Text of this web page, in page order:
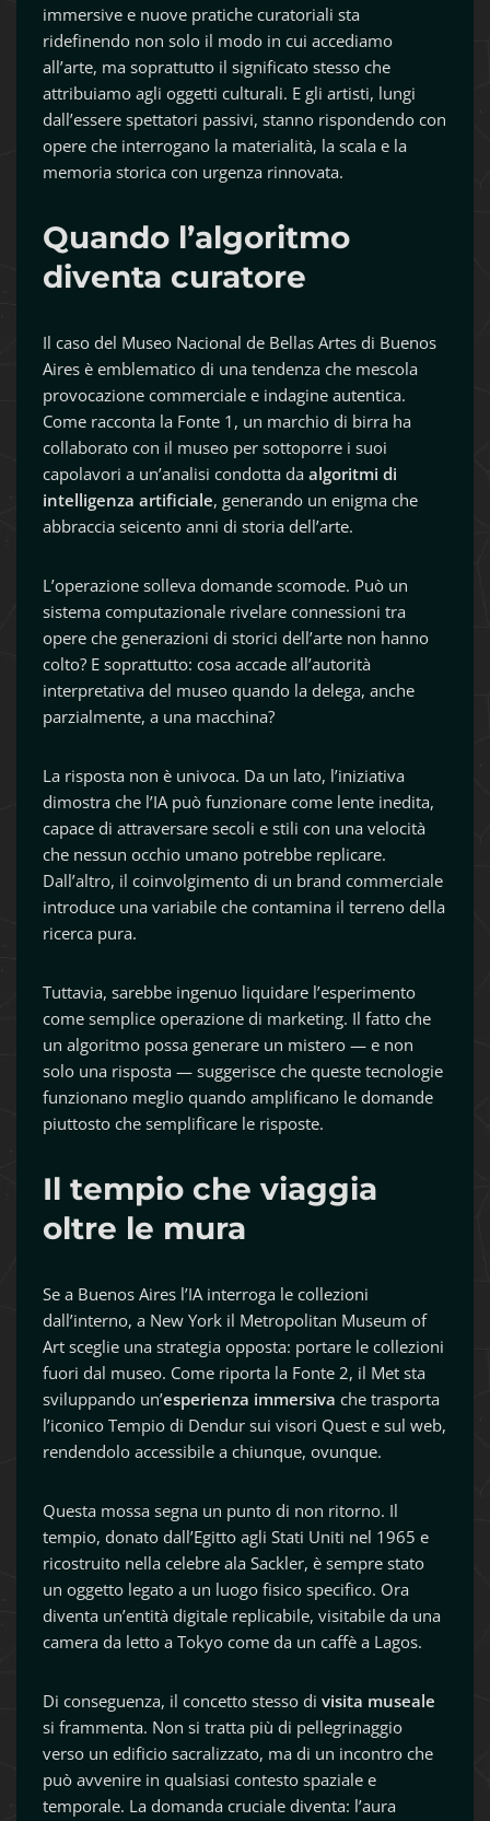
immersive e nuove pratiche curatoriali sta
ridefinendo non solo il modo in cui accediamo
all’arte, ma soprattutto il significato stesso che
attribuiamo agli oggetti culturali. E gli artisti, lungi
dall’essere spettatori passivi, stanno rispondendo con
opere che interrogano la materialità, la scala e la
memoria storica con urgenza rinnovata.
Quando l’algoritmo
diventa curatore
Il caso del Museo Nacional de Bellas Artes di Buenos
Aires è emblematico di una tendenza che mescola
provocazione commerciale e indagine autentica.
Come racconta la Fonte 1, un marchio di birra ha
collaborato con il museo per sottoporre i suoi
capolavori a un’analisi condotta da algoritmi di
intelligenza artificiale, generando un enigma che
abbraccia seicento anni di storia dell’arte.
L’operazione solleva domande scomode. Può un
sistema computazionale rivelare connessioni tra
opere che generazioni di storici dell’arte non hanno
colto? E soprattutto: cosa accade all’autorità
interpretativa del museo quando la delega, anche
parzialmente, a una macchina?
La risposta non è univoca. Da un lato, l’iniziativa
dimostra che l’IA può funzionare come lente inedita,
capace di attraversare secoli e stili con una velocità
che nessun occhio umano potrebbe replicare.
Dall’altro, il coinvolgimento di un brand commerciale
introduce una variabile che contamina il terreno della
ricerca pura.
Tuttavia, sarebbe ingenuo liquidare l’esperimento
come semplice operazione di marketing. Il fatto che
un algoritmo possa generare un mistero — e non
solo una risposta — suggerisce che queste tecnologie
funzionano meglio quando amplificano le domande
piuttosto che semplificare le risposte.
Il tempio che viaggia
oltre le mura
Se a Buenos Aires l’IA interroga le collezioni
dall’interno, a New York il Metropolitan Museum of
Art sceglie una strategia opposta: portare le collezioni
fuori dal museo. Come riporta la Fonte 2, il Met sta
sviluppando un’esperienza immersiva che trasporta
l’iconico Tempio di Dendur sui visori Quest e sul web,
rendendolo accessibile a chiunque, ovunque.
Questa mossa segna un punto di non ritorno. Il
tempio, donato dall’Egitto agli Stati Uniti nel 1965 e
ricostruito nella celebre ala Sackler, è sempre stato
un oggetto legato a un luogo fisico specifico. Ora
diventa un’entità digitale replicabile, visitabile da una
camera da letto a Tokyo come da un caffè a Lagos.
Di conseguenza, il concetto stesso di visita museale
si frammenta. Non si tratta più di pellegrinaggio
verso un edificio sacralizzato, ma di un incontro che
può avvenire in qualsiasi contesto spaziale e
temporale. La domanda cruciale diventa: l’aura